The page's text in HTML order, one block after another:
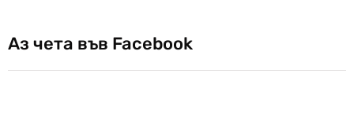
Аз чета във Facebook